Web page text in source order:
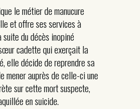
le métier de manucure
et offre ses services à
du décès inopiné
cadette qui exerçait la
elle décide de reprendre sa
mener auprès de celle-ci une
sur cette mort suspecte,
en suicide.